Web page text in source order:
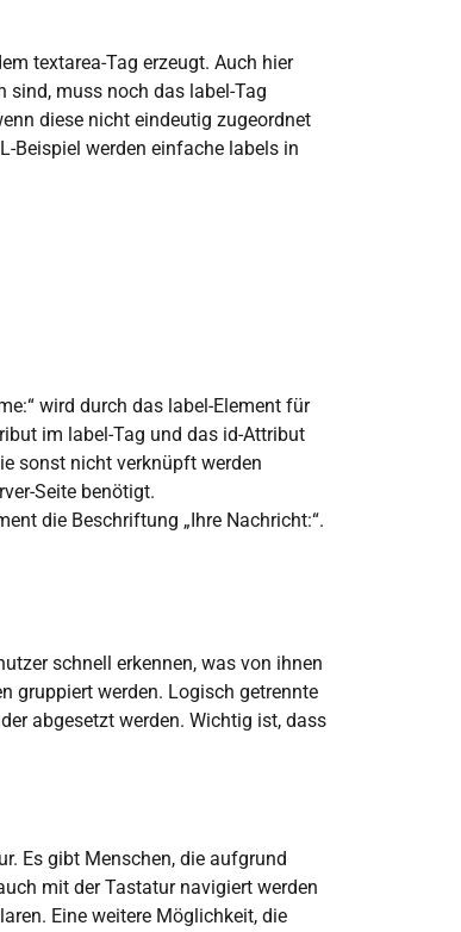
textarea-Tag erzeugt. Auch hier
sind, muss noch das label-Tag
diese nicht eindeutig zugeordnet
Beispiel werden einfache labels in
wird durch das label-Element für
im label-Tag und das id-Attribut
sonst nicht verknüpft werden
Seite benötigt.
die Beschriftung „Ihre Nachricht:“.
schnell erkennen, was von ihnen
gruppiert werden. Logisch getrennte
abgesetzt werden. Wichtig ist, dass
Es gibt Menschen, die aufgrund
mit der Tastatur navigiert werden
Eine weitere Möglichkeit, die